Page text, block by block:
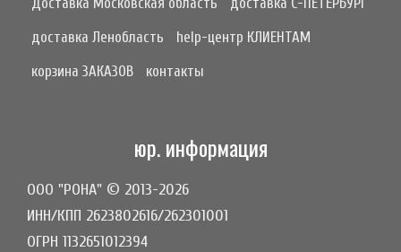
доставка Ленобласть
help-центр КЛИЕНТАМ
корзина ЗАКАЗОВ
контакты
юр. информация
ООО "РОНА" © 2013-2026
ИНН/КПП 2623802616/262301001
ОГРН 1132651012394